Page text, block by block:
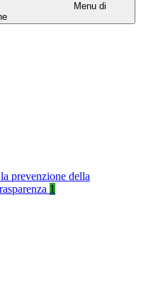
Menu di
prevenzione della
1